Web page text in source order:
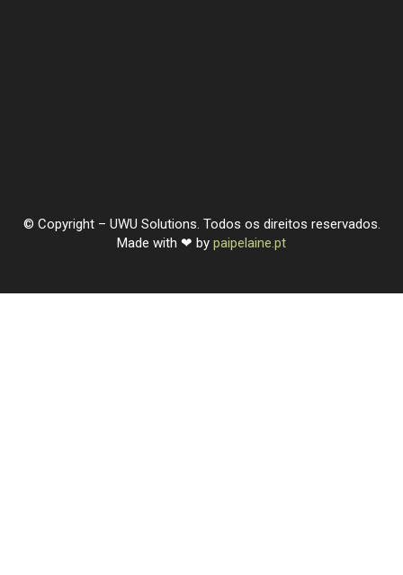
© Copyright – UWU Solutions. Todos os direitos reservados.
Made with ❤ by paipelaine.pt